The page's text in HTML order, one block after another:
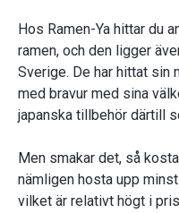
Hos Ramen-Ya hittar du
ramen, och den ligger
Sverige. De har hittat sin
med bravur med sina
japanska tillbehör därtill
Men smakar det, så
nämligen hosta upp
vilket är relativt högt i